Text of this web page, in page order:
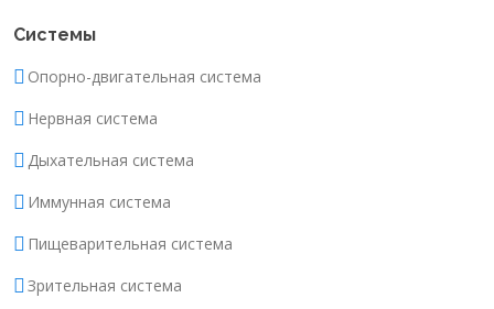
Системы
Опорно-двигательная система
Нервная система
Дыхательная система
Иммунная система
Пищеварительная система
Зрительная система